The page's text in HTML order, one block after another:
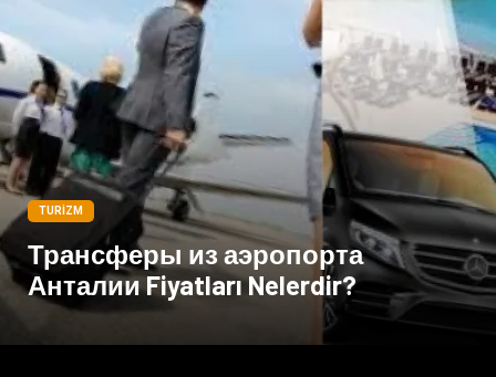
TURIZM
Трансферы из аэропорта
Анталии Fiyatları Nelerdir?